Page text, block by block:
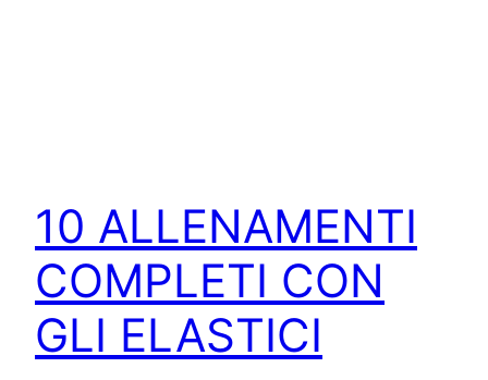
10 ALLENAMENTI
COMPLETI CON
GLI ELASTICI